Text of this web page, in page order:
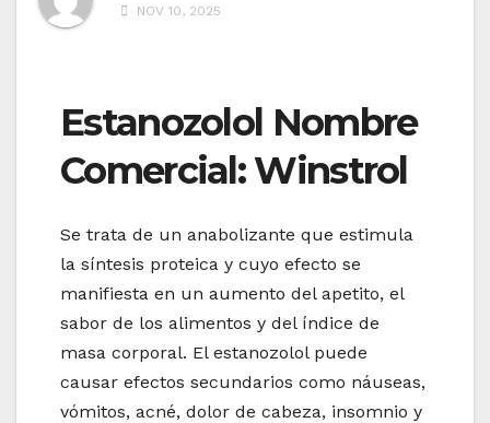
NOV 10, 2025
Estanozolol Nombre
Comercial: Winstrol
Se trata de un anabolizante que estimula
la síntesis proteica y cuyo efecto se
manifiesta en un aumento del apetito, el
sabor de los alimentos y del índice de
masa corporal. El estanozolol puede
causar efectos secundarios como náuseas,
vómitos, acné, dolor de cabeza, insomnio y